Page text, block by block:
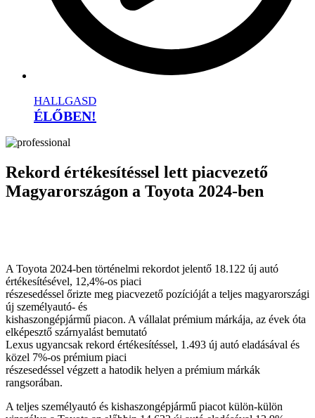
HALLGASD
ÉLŐBEN!
Rekord értékesítéssel lett piacvezető
Magyarországon a Toyota 2024-ben
A Toyota 2024-ben történelmi rekordot jelentő 18.122 új autó
értékesítésével, 12,4%-os piaci
részesedéssel őrizte meg piacvezető pozícióját a teljes magyarországi
új személyautó- és
kishaszongépjármű piacon. A vállalat prémium márkája, az évek óta
elképesztő szárnyalást bemutató
Lexus ugyancsak rekord értékesítéssel, 1.493 új autó eladásával és
közel 7%-os prémium piaci
részesedéssel végzett a hatodik helyen a prémium márkák
rangsorában.
A teljes személyautó és kishaszongépjármű piacot külön-külön